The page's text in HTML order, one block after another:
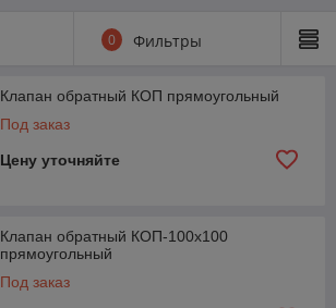
0 Фильтры
Клапан обратный КОП прямоугольный
Под заказ
Цену уточняйте
Клапан обратный КОП-100х100
прямоугольный
Под заказ